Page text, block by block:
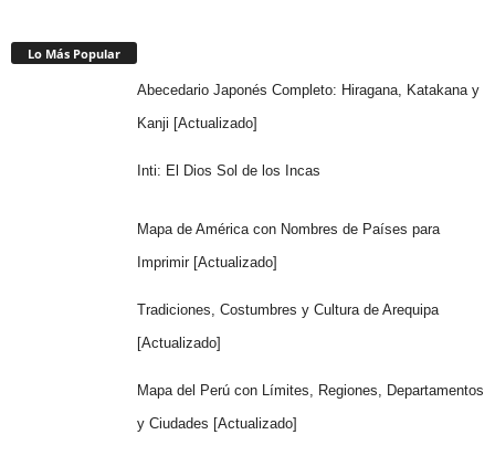
Lo Más Popular
Abecedario Japonés Completo: Hiragana, Katakana y
Kanji [Actualizado]
Inti: El Dios Sol de los Incas
Mapa de América con Nombres de Países para
Imprimir [Actualizado]
Tradiciones, Costumbres y Cultura de Arequipa
[Actualizado]
Mapa del Perú con Límites, Regiones, Departamentos
y Ciudades [Actualizado]